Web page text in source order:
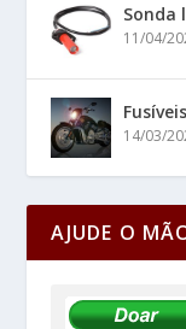
Sonda
11/04/
14/03/
AJUDE O